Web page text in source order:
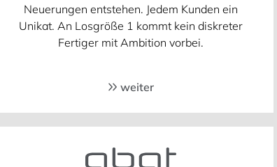
Neuerungen entstehen. Jedem Kunden ein
Unikat. An Losgröße 1 kommt kein diskreter
Fertiger mit Ambition vorbei.
weiter